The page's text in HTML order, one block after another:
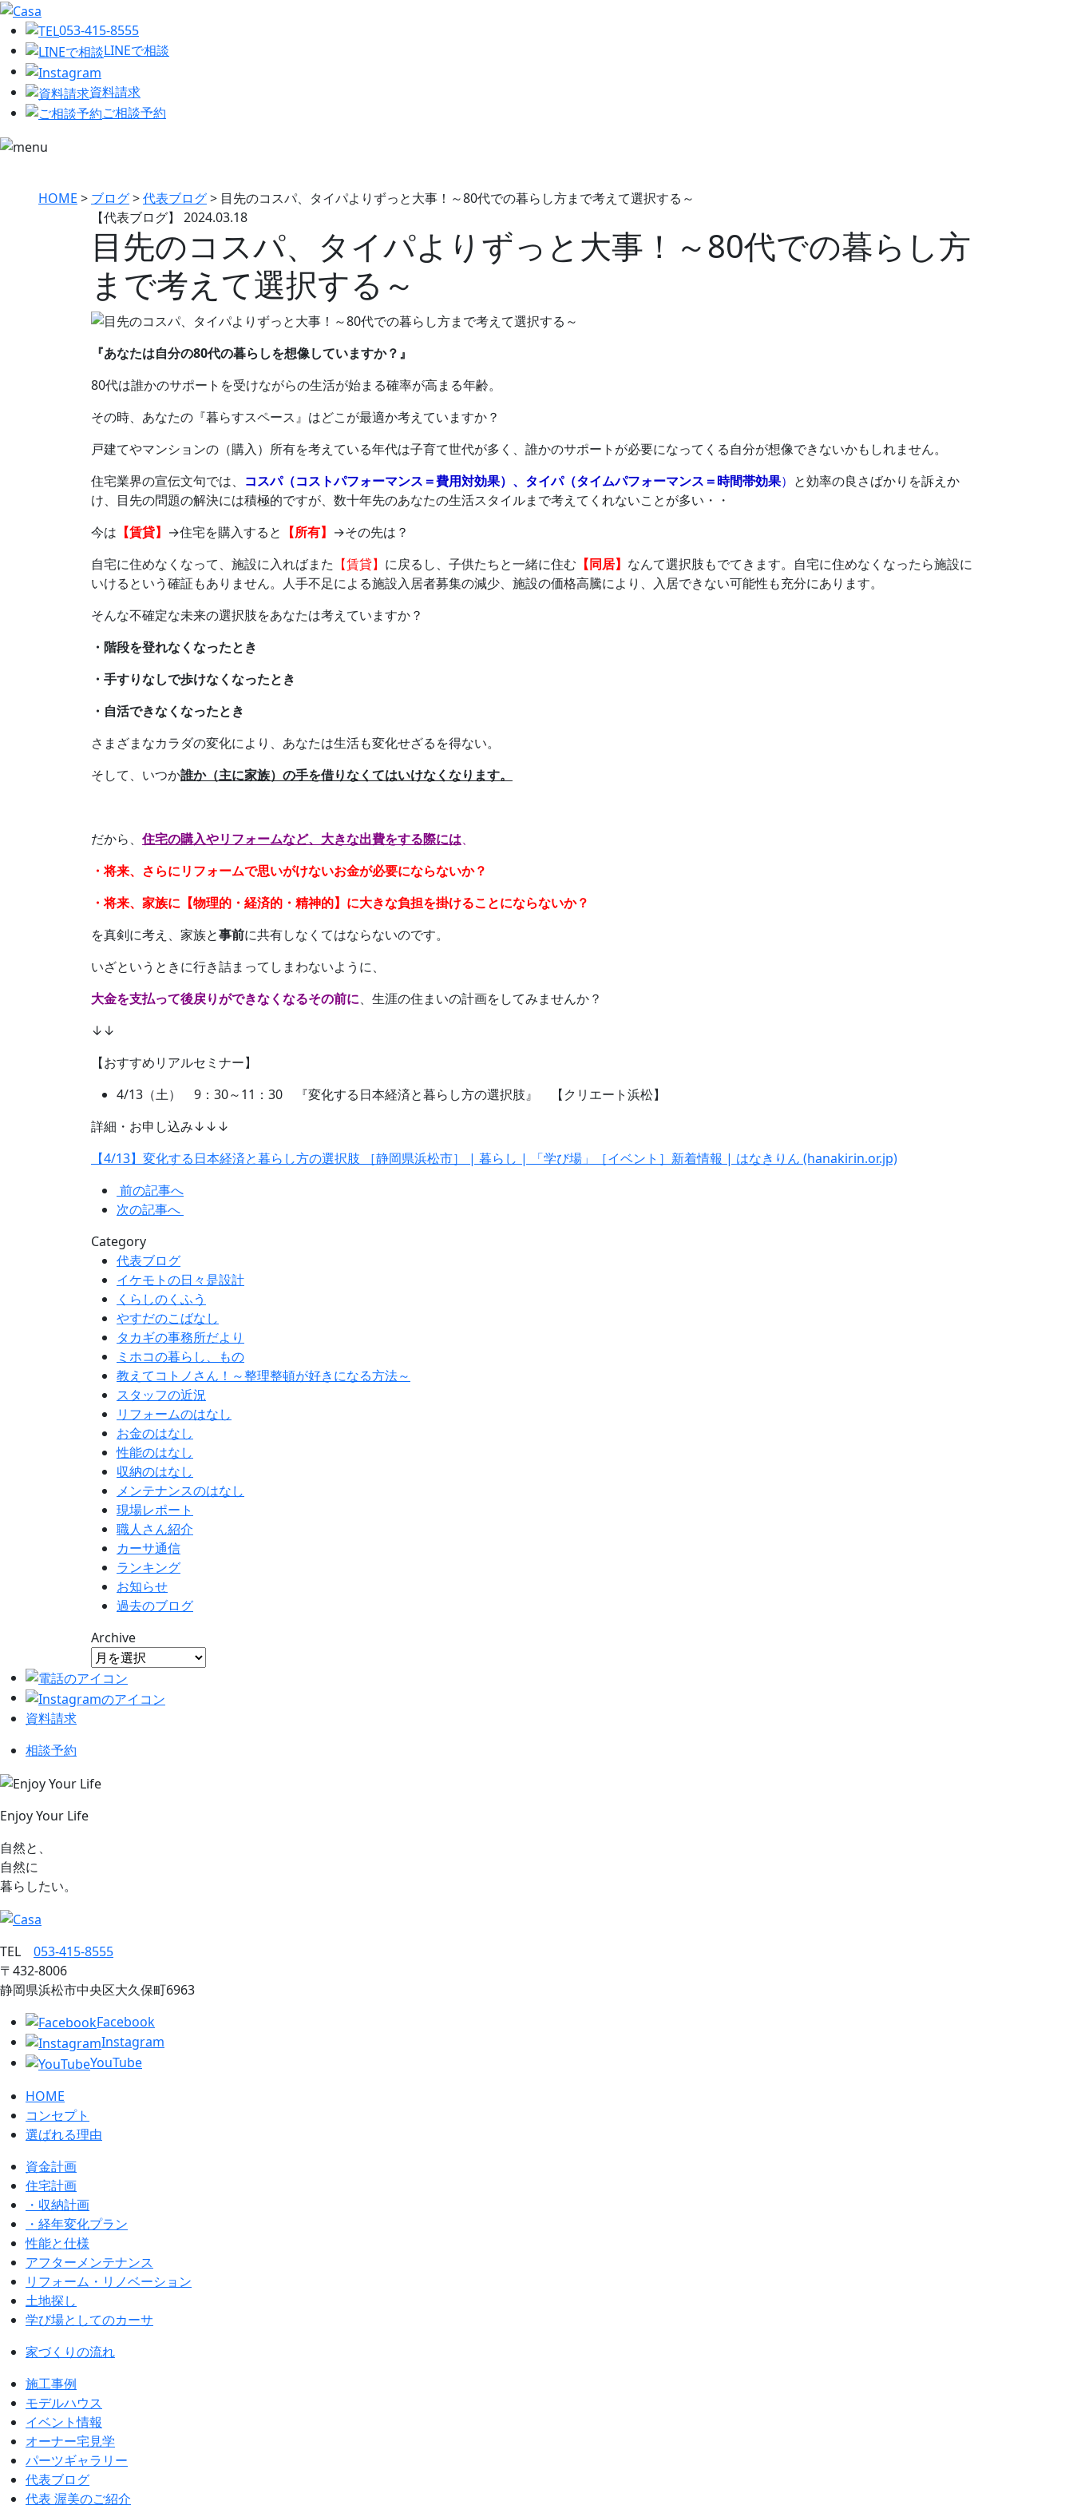
053-415-8555
LINEで相談
資料請求
ご相談予約
HOME > ブログ>代表ブログ> 目先のコスパ、タイパよりずっと大事！～80代での暮らし方まで考えて選択する～
【代表ブログ】 2024.03.18
目先のコスパ、タイパよりずっと大事！～80代での暮らし方
まで考えて選択する～
『あなたは自分の80代の暮らしを想像していますか？』
80代は誰かのサポートを受けながらの生活が始まる確率が高まる年齢。
その時、あなたの『暮らすスペース』はどこが最適か考えていますか？
戸建てやマンションの（購入）所有を考えている年代は子育て世代が多く、誰かのサポートが必要になってくる自分が想像できないかもしれません。
住宅業界の宣伝文句では、 コスパ（コストパフォーマンス＝費用対効果）、タイパ（タイムパフォーマンス＝時間帯効果） と効率の良さばかりを訴えか
け、目先の問題の解決には積極的ですが、数十年先のあなたの生活スタイルまで考えてくれないことが多い・・
今は 【賃貸】 →住宅を購入すると 【所有】 →その先は？
自宅に住めなくなって、施設に入ればまた 【賃貸】 に戻るし、子供たちと一緒に住む 【同居】 なんて選択肢もでてきます。自宅に住めなくなったら施設に
いけるという確証もありません。人手不足による施設入居者募集の減少、施設の価格高騰により、入居できない可能性も充分にあります。
そんな不確定な未来の選択肢をあなたは考えていますか？
・階段を登れなくなったとき
・手すりなしで歩けなくなったとき
・自活できなくなったとき
さまざまなカラダの変化により、あなたは生活も変化せざるを得ない。
そして、いつか誰か（主に家族）の手を借りなくてはいけなくなります。
だから、 住宅の購入やリフォームなど、大きな出費をする際には、
・将来、さらにリフォームで思いがけないお金が必要にならないか？
・将来、家族に【物理的・経済的・精神的】に大きな負担を掛けることにならないか？
を真剣に考え、家族と事前に共有しなくてはならないのです。
いざというときに行き詰まってしまわないように、
大金を支払って後戻りができなくなるその前に、生涯の住まいの計画をしてみませんか？
↓↓
【おすすめリアルセミナー】
4/13（土） 9：30～11：30 『変化する日本経済と暮らし方の選択肢』 【クリエート浜松】
詳細・お申し込み↓↓↓
【4/13】変化する日本経済と暮らし方の選択肢 ［静岡県浜松市］ | 暮らし | 「学び場」［イベント］新着情報 | はなきりん (hanakirin.or.jp)
前の記事へ
次の記事へ
Category
代表ブログ
イケモトの日々是設計
くらしのくふう
やすだのこばなし
タカギの事務所だより
ミホコの暮らし、もの
教えてコトノさん！～整理整頓が好きになる方法～
スタッフの近況
リフォームのはなし
お金のはなし
性能のはなし
収納のはなし
メンテナンスのはなし
現場レポート
職人さん紹介
カーサ通信
ランキング
お知らせ
過去のブログ
Archive
資料請求
相談予約
Enjoy Your Life
自然と、
自然に
暮らしたい。
TEL 053‐415‐8555
〒432‐8006
静岡県浜松市中央区大久保町6963
Facebook
Instagram
YouTube
HOME
コンセプト
選ばれる理由
資金計画
住宅計画
・収納計画
・経年変化プラン
性能と仕様
アフターメンテナンス
リフォーム・リノベーション
土地探し
学び場としてのカーサ
家づくりの流れ
施工事例
モデルハウス
イベント情報
オーナー宅見学
パーツギャラリー
代表ブログ
代表 渥美のご紹介